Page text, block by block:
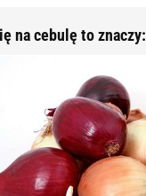
na cebulę to znaczy: